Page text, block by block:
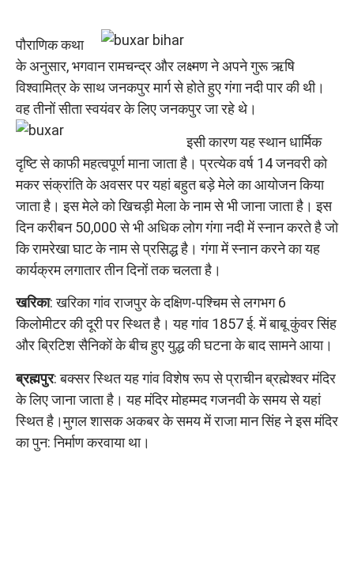
पौराणिक कथा
के अनुसार, भगवान रामचन्द्र और लक्ष्मण ने अपने गुरू ऋषि
विश्वामित्र के साथ जनकपुर मार्ग से होते हुए गंगा नदी पार की थी।
वह तीनों सीता स्वयंवर के लिए जनकपुर जा रहे थे।
इसी कारण यह स्थान धार्मिक
दृष्टि से काफी महत्वपूर्ण माना जाता है। प्रत्येक वर्ष 14 जनवरी को
मकर संक्रांति के अवसर पर यहां बहुत बड़े मेले का आयोजन किया
जाता है। इस मेले को खिचड़ी मेला के नाम से भी जाना जाता है। इस
दिन करीबन 50,000 से भी अधिक लोग गंगा नदी में स्नान करते है जो
कि रामरेखा घाट के नाम से प्रसिद्ध है। गंगा में स्नान करने का यह
कार्यक्रम लगातार तीन दिनों तक चलता है।
खरिका: खरिका गांव राजपुर के दक्षिण-पश्चिम से लगभग 6
किलोमीटर की दूरी पर स्थित है। यह गांव 1857 ई. में बाबू कुंवर सिंह
और ब्रिटिश सैनिकों के बीच हुए युद्ध की घटना के बाद सामने आया।
ब्रह्मपुर: बक्सर स्थित यह गांव विशेष रूप से प्राचीन ब्रह्मेश्‍वर मंदिर
के लिए जाना जाता है। यह मंदिर मोहम्मद गजनवी के समय से यहां
स्थित है।मुगल शासक अकबर के समय में राजा मान सिंह ने इस मंदिर
का पुन: निर्माण करवाया था।